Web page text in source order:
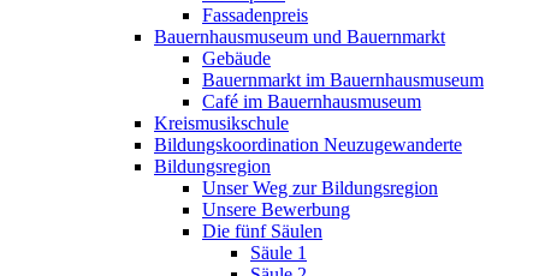
Fassadenpreis
Bauernhausmuseum und Bauernmarkt
Gebäude
Bauernmarkt im Bauernhausmuseum
Café im Bauernhausmuseum
Kreismusikschule
Bildungskoordination Neuzugewanderte
Bildungsregion
Unser Weg zur Bildungsregion
Unsere Bewerbung
Die fünf Säulen
Säule 1